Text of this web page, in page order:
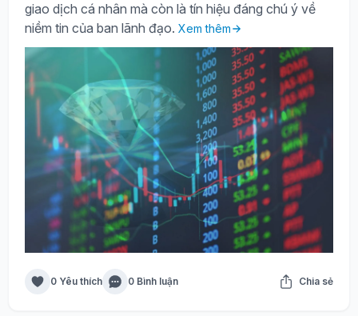
giao dịch cá nhân mà còn là tín hiệu đáng chú ý về
niềm tin của ban lãnh đạo. Xem thêm
0 Yêu thích 0 Bình luận Chia sẻ